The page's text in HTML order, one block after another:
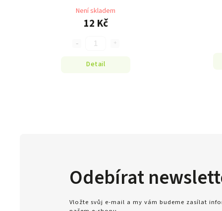
Není skladem
12 Kč
Detail
Odebírat
Vložte svůj e-mail a my vám budeme zasílat